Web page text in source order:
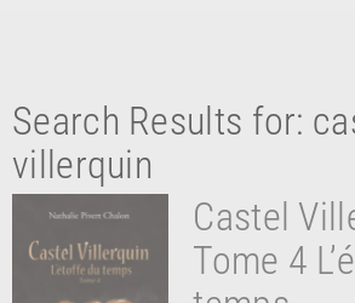
RETOUR
Search Results for:
villerquin
Castel
Tome 4